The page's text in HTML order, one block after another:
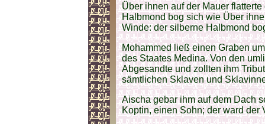
Über ihnen auf der Mauer
Halbmond bog sich wie Über
Winde: der silberne Halbmond
Mohammed ließ einen Graben
des Staates Medina. Von den
Abgesandte und zollten ihm
sämtlichen Sklaven und
Aischa gebar ihm auf dem Dach
Koptin, einen Sohn; der ward der